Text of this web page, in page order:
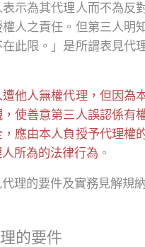
示為其代理人而不為反
人之責任。但第三人明
此限。」是所謂表見代
他人無權代理，但因為
使善意第三人誤認係有
應由本人負授予代理權
所為的法律行為 。
理的要件及實務見解規
的要件